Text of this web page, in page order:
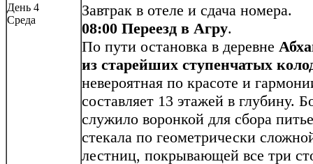
День 4
Среда
Завтрак в отеле и сдача номера.
08:00 Переезд в Агру.
По пути остановка в деревне
из старейших ступенчатых
невероятная по красоте и
составляет 13 этажей в глубину.
служило воронкой для сбора
стекала по геометрически
лестниц, покрывающей все три